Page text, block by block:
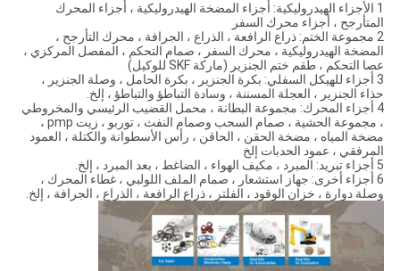
1 الأجزاء الهيدروليكية: أجزاء المضخة الهيدروليكية ، أجزاء المحرك
المتأرجح ، أجزاء محرك السفر
2 مجموعة الختم: ذراع الرافعة ، الذراع ، الجرافة ، محرك التأرجح ،
المضخة الهيدروليكية ، محرك السفر ، صمام التحكم ، المفصل المركزي ،
عصا التحكم ، طقم ختم الجنزير (ماركة SKF للوكيل)
3 أجزاء للهيكل السفلي: بكرة الجنزير ، بكرة الحامل ، وصلة الجنزير ،
حذاء الجنزير ، العجلة المسننة ، وسادة التباطؤ والتباطؤ ، إلخ.
4 أجزاء المحرك: مجموعة البطانة ، محمل القضيب الرئيسي والمخروطي
، مجموعة الحشية ، صمام السحب وصمام النفث ، توربو ، زيت pmp ،
مضخة المياه ، مضخة الحقن ، الحاقن ، رأس الأسطوانة والكتلة ، العمود
المرفقي ، عمود الحدبات إلخ
5 أجزاء تبريد: المبرد ، مكيف الهواء ، الضاغط ، بعد المبرد ، إلخ.
6 أجزاء أخرى: جهاز استشعار ، صمام الملف اللولبي ، غطاء المحرك ،
وصلة دوارة ، خزان الوقود ، الفلتر ، ذراع الرافعة ، الذراع ، الجرافة ، إلخ.